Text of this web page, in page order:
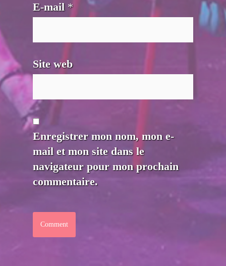
E-mail *
Site web
Enregistrer mon nom, mon e-
mail et mon site dans le
navigateur pour mon prochain
commentaire.